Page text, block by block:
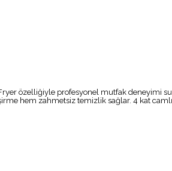
özelliğiyle profesyonel mutfak deneyimi
hem zahmetsiz temizlik sağlar. 4 kat